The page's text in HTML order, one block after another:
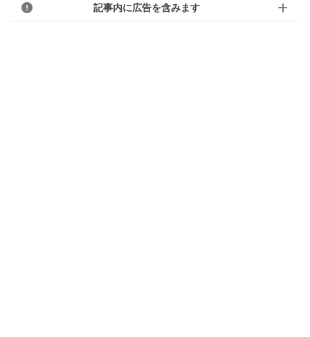
記事内に広告を含みます